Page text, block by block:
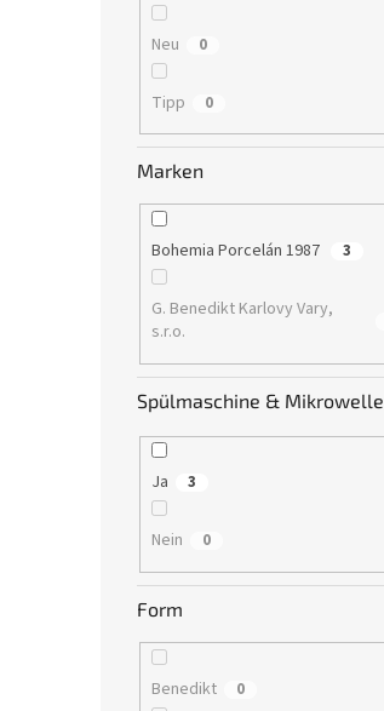
Neu 0
Tipp 0
Marken
Bohemia Porcelán 1987 3
G. Benedikt Karlovy Vary,
s.r.o.
Spülmaschine & Mikrowelle
Ja 3
Nein 0
Form
Benedikt 0